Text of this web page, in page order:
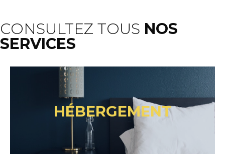
CONSULTEZ TOUS NOS
SERVICES
HÉBERGEMENT